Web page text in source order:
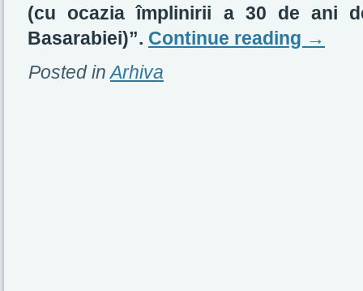
(cu ocazia împlinirii a 30 de ani
Basarabiei)”. Continue reading →
Posted in Arhiva